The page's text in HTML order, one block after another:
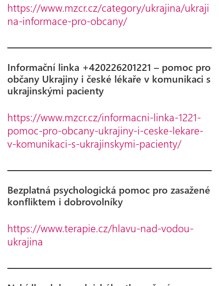
https://www.mzcr.cz/category/ukrajina/ukraji
na-informace-pro-obcany/
Informační linka +420226201221 – pomoc pro
občany Ukrajiny i české lékaře v komunikaci s
ukrajinskými pacienty
https://www.mzcr.cz/informacni-linka-1221-
pomoc-pro-obcany-ukrajiny-i-ceske-lekare-
v-komunikaci-s-ukrajinskymi-pacienty/
Bezplatná psychologická pomoc pro zasažené
konfliktem i dobrovolníky
https://www.terapie.cz/hlavu-nad-vodou-
ukrajina